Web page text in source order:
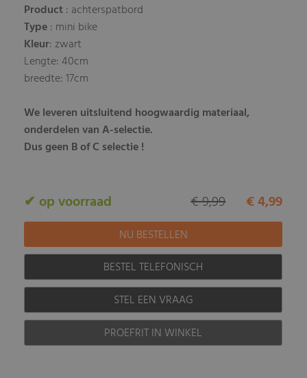
Product: achterspatbord
Type: mini bike
Kleur: zwart
Lengte: 40cm
breedte: 17cm
We leveren uitsluitend hoogwaardig materiaal,
onderdelen van A-selectie.
Dus geen B of C selectie !
✔ op voorraad € 4,99
€ 9,99
BESTEL TELEFONISCH
STEL EEN VRAAG
PROEFRIT IN WINKEL